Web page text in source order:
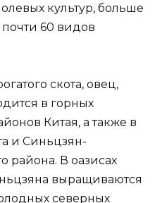
культур, больше
60 видов
скота, овец,
в горных
Китая, а также в
и Синьцзян-
района. В оазисах
выращиваются
северных